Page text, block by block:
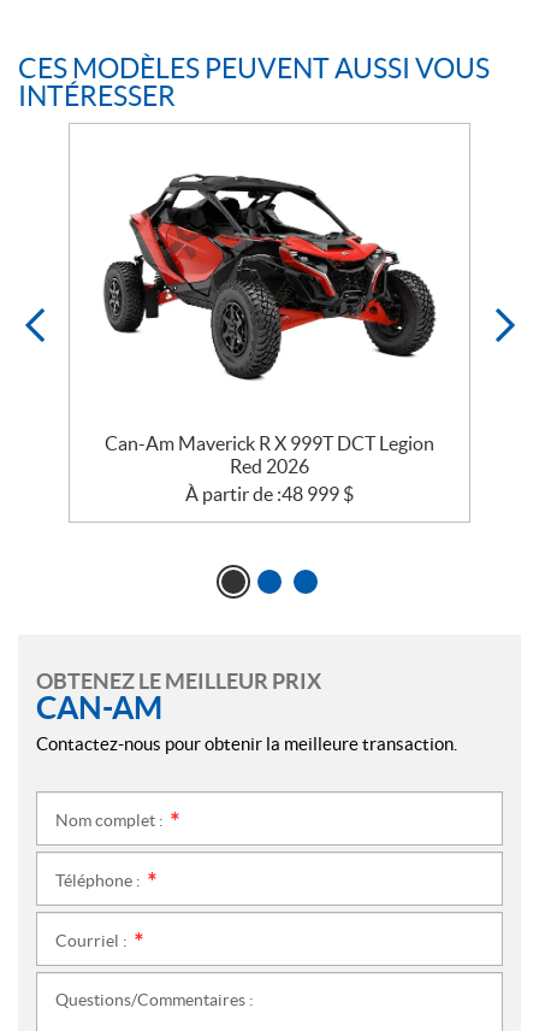
CES MODÈLES PEUVENT AUSSI VOUS
INTÉRESSER
Can-Am Maverick R X 999T DCT Legion
Red 2026
À partir de :48 999 $
OBTENEZ LE MEILLEUR PRIX
CAN-AM
Contactez-nous pour obtenir la meilleure transaction.
Nom complet :
Téléphone :
Courriel :
Questions/Commentaires :